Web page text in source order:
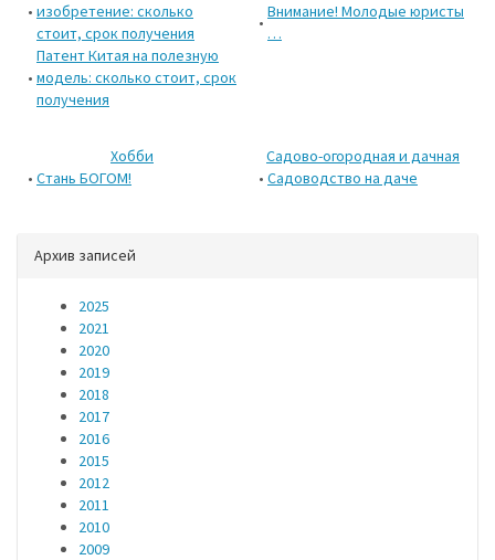
• изобретение: сколько
стоит, срок получения
•
Патент Китая на полезную
модель: сколько стоит, срок
получения
•
Внимание! Молодые юристы
…
Хобби
• Стань БОГОМ!
Садово-огородная и дачная
• Садоводство на даче
Архив записей
2025
2021
2020
2019
2018
2017
2016
2015
2012
2011
2010
2009